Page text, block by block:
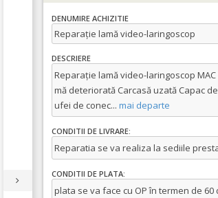
DENUMIRE ACHIZITIE
Reparație lamă video-laringoscop
DESCRIERE
Reparație lamă video-laringoscop MAC
mă deteriorată Carcasă uzată Capac
ufei de conec... mai departe
CONDITII DE LIVRARE:
Reparatia se va realiza la sediile
CONDITII DE PLATA:
plata se va face cu OP în termen de 60